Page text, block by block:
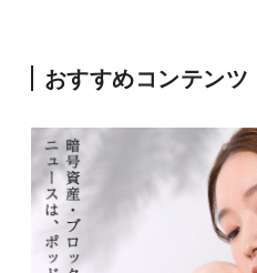
おすすめコンテンツ